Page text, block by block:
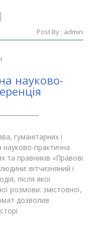
Post By : admin
науково-
гуманітарних і
науково-практична
та правників «Правові
вітчизняний і
після якої
розмови: змістовної,
дозволив